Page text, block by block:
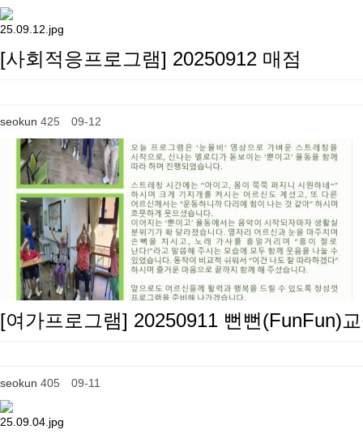
[사회적응프로그램] 20250912 매점
seokun 425 09-12
[여가프로그램] 20250911 뻔뻔(FunFun)
seokun 405 09-11